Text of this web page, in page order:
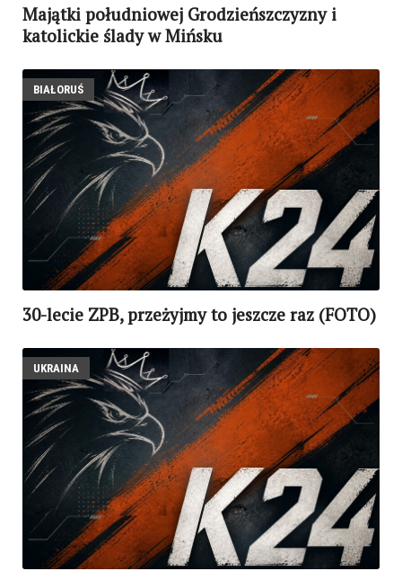
Majątki południowej Grodzieńszczyzny i
katolickie ślady w Mińsku
BIAŁORUŚ
30-lecie ZPB, przeżyjmy to jeszcze raz (FOTO)
UKRAINA